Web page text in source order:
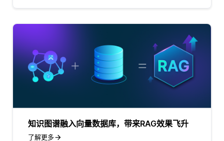
知识图谱融入向量数据库，带来RAG效果飞升
了解更多